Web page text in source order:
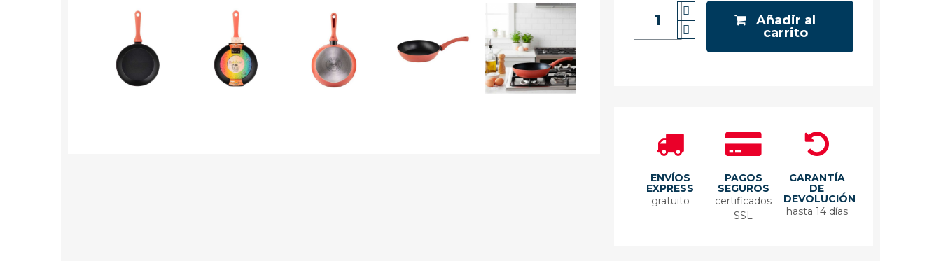
Añadir al
carrito
ENVÍOS
EXPRESS
gratuito
PAGOS
SEGUROS
certificados
SSL
GARANTÍA
DE
DEVOLUCIÓN
hasta 14 días